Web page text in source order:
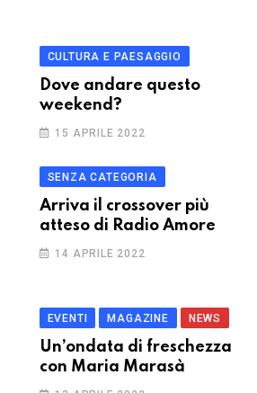
CULTURA E PAESAGGIO
Dove andare questo
weekend?
15 APRILE 2022
SENZA CATEGORIA
Arriva il crossover più
atteso di Radio Amore
14 APRILE 2022
EVENTI MAGAZINE NEWS
Un’ondata di freschezza
con Maria Marasà